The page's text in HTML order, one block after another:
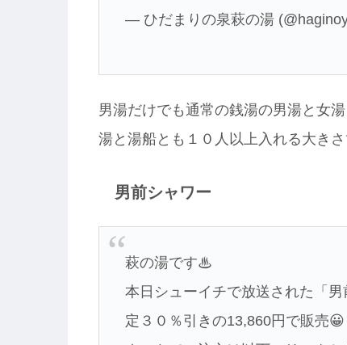
— ひだまりの泉萩の湯
男湯だけでも通常の銭湯の男湯と女
湯と湯船とも１０人以上入れる大きさ
男前シャワー
萩の湯です♨
本日シューイチで放送された「
定３０％引きの13,860円で販売😀